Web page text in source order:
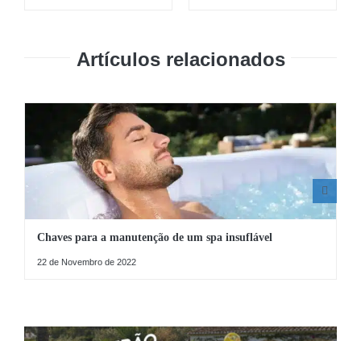
Artículos relacionados
Chaves para a manutenção de um spa insuflável
22 de Novembro de 2022